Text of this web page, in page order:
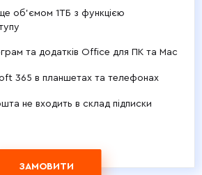
об’ємом 1ТБ з функцією
та додатків Office для ПК та Mac
365 в планшетах та телефонах
не входить в склад підписки
ЗАМОВИТИ